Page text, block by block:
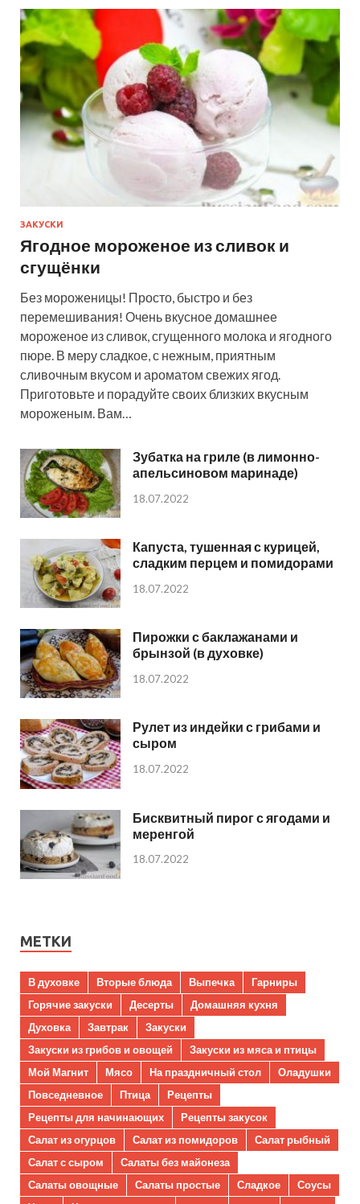
ЗАКУСКИ
Ягодное мороженое из сливок и
сгущёнки
Без мороженицы! Просто, быстро и без
перемешивания! Очень вкусное домашнее
мороженое из сливок, сгущенного молока и ягодного
пюре. В меру сладкое, с нежным, приятным
сливочным вкусом и ароматом свежих ягод.
Приготовьте и порадуйте своих близких вкусным
мороженым. Вам…
Зубатка на гриле (в лимонно-
апельсиновом маринаде)
18.07.2022
Капуста, тушенная с курицей,
сладким перцем и помидорами
18.07.2022
Пирожки с баклажанами и
брынзой (в духовке)
18.07.2022
Рулет из индейки с грибами и
сыром
18.07.2022
Бисквитный пирог с ягодами и
меренгой
18.07.2022
МЕТКИ
В духовке Вторые блюда Выпечка
Гарниры
Горячие закуски
Десерты
Домашняя кухня
Духовка
Завтрак
Закуски
Закуски из грибов и овощей
Закуски из мяса и птицы
Мой Магнит
Мясо На праздничный стол
Оладушки
Повседневное
Птица
Рецепты
Рецепты для начинающих
Рецепты закусок
Салат из огурцов
Салат из помидоров
Салат рыбный
Салат с сыром
Салаты без майонеза
Салаты овощные
Салаты простые Сладкое
Соусы